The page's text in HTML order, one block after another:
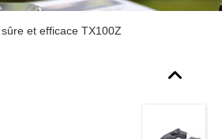
et efficace TX100Z